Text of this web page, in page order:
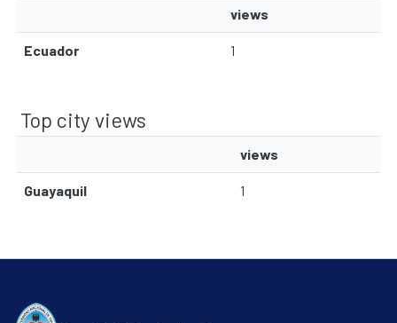
Communities & Collections
Contacto
views
Ecuador 1
Top city views
views
Guayaquil 1